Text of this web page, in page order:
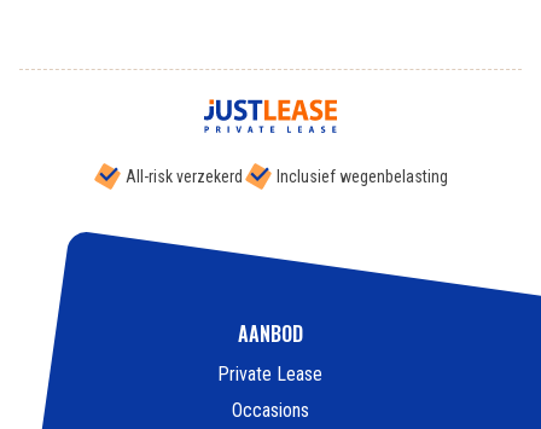
All-risk verzekerd Inclusief wegenbelasting
AANBOD
Private Lease
Occasions